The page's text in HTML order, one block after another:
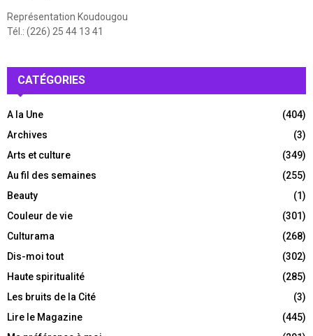
Représentation Koudougou
Tél.: (226) 25 44 13 41
CATÉGORIES
A la Une
(404)
Archives
(3)
Arts et culture
(349)
Au fil des semaines
(255)
Beauty
(1)
Couleur de vie
(301)
Culturama
(268)
Dis-moi tout
(302)
Haute spiritualité
(285)
Les bruits de la Cité
(3)
Lire le Magazine
(445)